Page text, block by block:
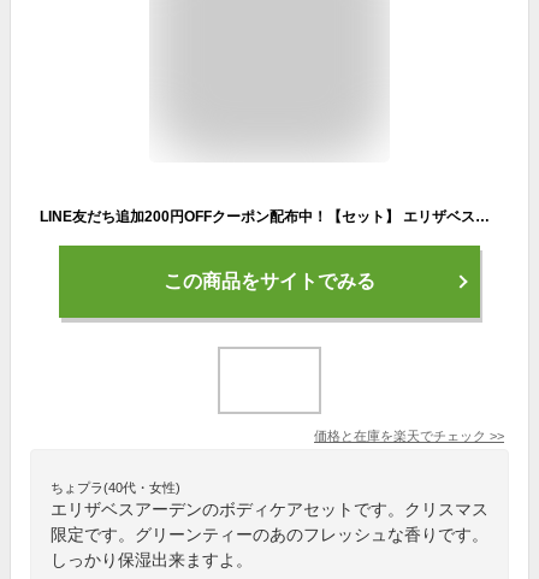
LINE友だち追加200円OFFクーポン配布中！【セット】 エリザベスアーデン グリーンティー ボディケアセット (グリーンティーハニードロップボディクリーム 400mL + グリーンティーボディローション 500mL) クリスマス クリスマスコフレ
この商品をサイトでみる
価格と在庫を楽天でチェック >>
ちょプラ(40代・女性)
エリザベスアーデンのボディケアセットです。クリスマス
限定です。グリーンティーのあのフレッシュな香りです。
しっかり保湿出来ますよ。